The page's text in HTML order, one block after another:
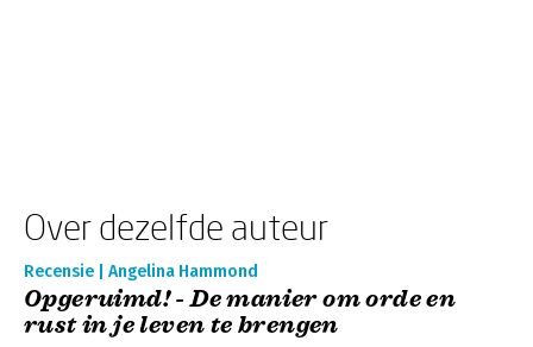
Over dezelfde auteur
Recensie | Angelina Hammond
Opgeruimd! - De manier om orde en
rust in je leven te brengen